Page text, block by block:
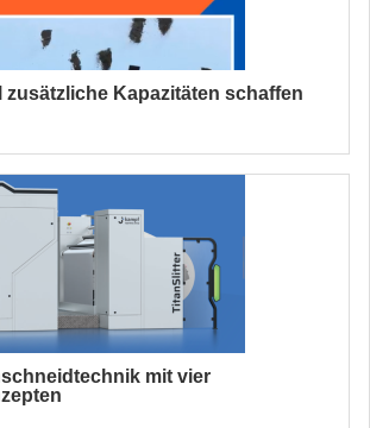
zusätzliche Kapazitäten schaffen
mit vier